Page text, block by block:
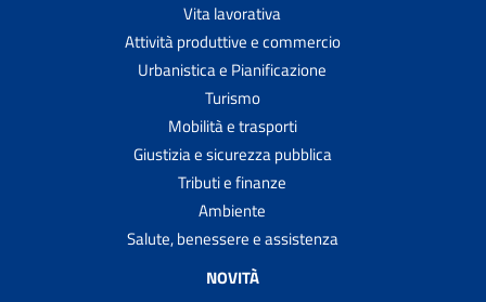
Vita lavorativa
Attività produttive e commercio
Urbanistica e Pianificazione
Turismo
Mobilità e trasporti
Giustizia e sicurezza pubblica
Tributi e finanze
Ambiente
Salute, benessere e assistenza
NOVITÀ